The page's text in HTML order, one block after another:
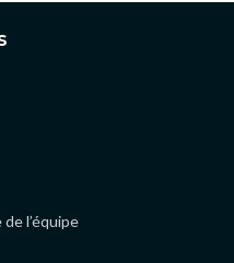
l’équipe